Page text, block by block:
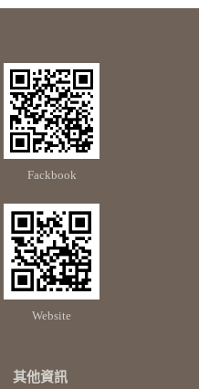
Fackbook
Website
其他資訊